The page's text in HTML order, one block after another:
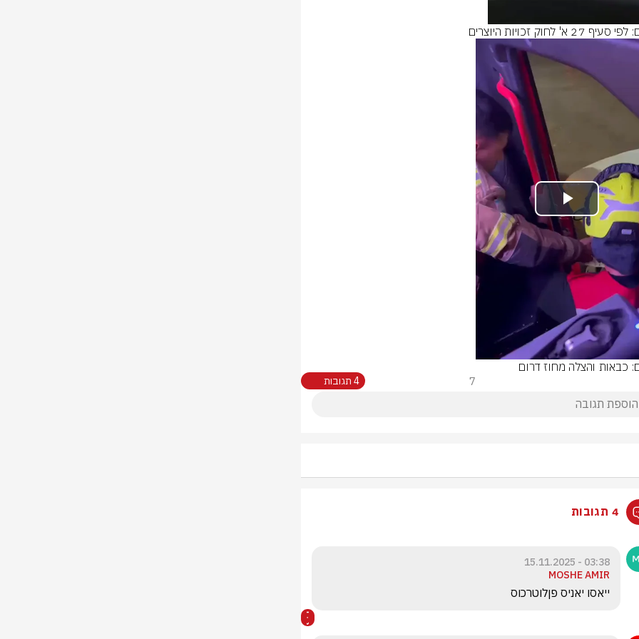
27 א' לחוק זכויות היוצרים
Play
Video
כבאות והצלה מחוז דרום
7 4 תגובות
4 תגובות
03:38 - 15.11.2025
MOSHE AMIR
ייאסו יאניס פןלוטרכוס